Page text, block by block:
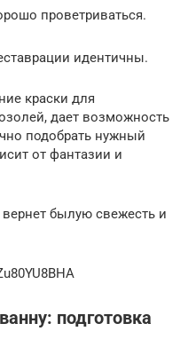
проветриваться.
идентичны.
краски для
дает возможность
подобрать нужный
от фантазии и
былую свежесть и
подготовка